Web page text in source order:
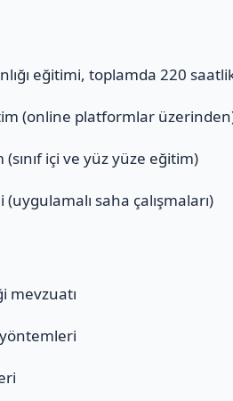
eğitimi, toplamda 220
(online platformlar
içi ve yüz yüze eğitim)
saha çalışmaları)
mevzuatı